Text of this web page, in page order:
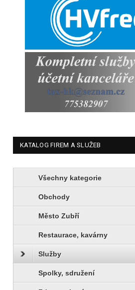
KATALOG FIREM A SLUŽEB
Všechny kategorie
Obchody
Město Zubří
Restaurace, kavárny
Služby
Spolky, sdružení